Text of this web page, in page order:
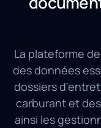
La plateforme
des données
dossiers
carburant et
ainsi les